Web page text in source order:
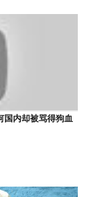
国内却被骂得狗血